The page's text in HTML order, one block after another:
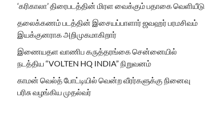
‘கரிகாலா’ திரைபடத்தின் மிரள வைக்கும் பதாகை வெளியீடு
தலைக்கணம் படத்தின் இசையப்பாளார் ஜவஹர் பரமசிவம்
இயக்குனராக அறிமுகமாகிறார்
இணையதள வாணிப கருத்தரங்கை சென்னையில்
நடத்திய “VOLTEN HQ INDIA” நிறுவனம்
காமன் வெல்த் போட்டியில் வென்ற வீரர்களுக்கு நினைவு
பரிசு வழங்கிய முதல்வர்